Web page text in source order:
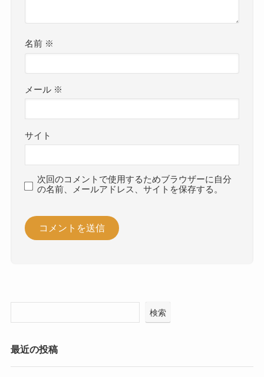
名前 ※
メール ※
サイト
次回のコメントで使用するためブラウザーに自分
の名前、メールアドレス、サイトを保存する。
検索
最近の投稿